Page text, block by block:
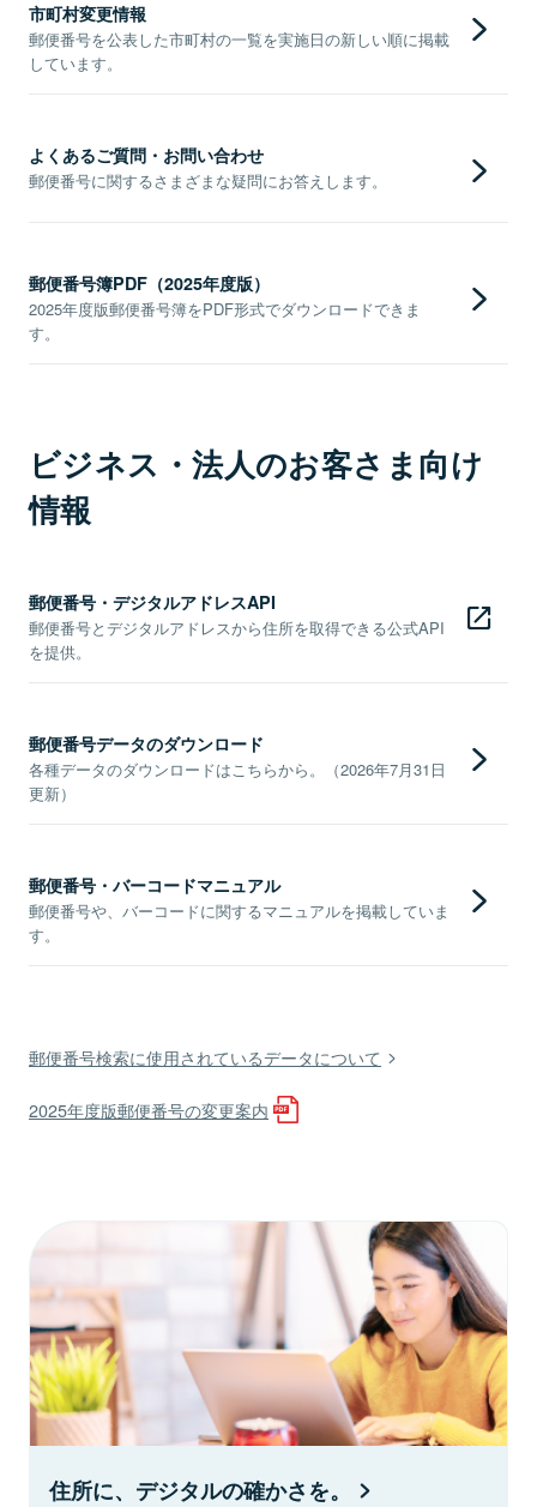
市町村変更情報
郵便番号を公表した市町村の一覧を実施日の新しい順に掲載
しています。
よくあるご質問・お問い合わせ
郵便番号に関するさまざまな疑問にお答えします。
郵便番号簿PDF（2025年度版）
2025年度版郵便番号簿をPDF形式でダウンロードできま
す。
ビジネス・法人のお客さま向け
情報
郵便番号・デジタルアドレスAPI
郵便番号とデジタルアドレスから住所を取得できる公式API
を提供。
郵便番号データのダウンロード
各種データのダウンロードはこちらから。（2026年7月31日
更新）
郵便番号・バーコードマニュアル
郵便番号や、バーコードに関するマニュアルを掲載していま
す。
郵便番号検索に使用されているデータについて
2025年度版郵便番号の変更案内
住所に、デジタルの確かさを。